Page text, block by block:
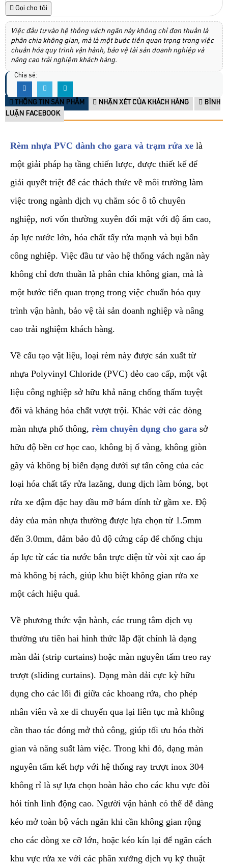
Gọi cho tôi
Việc đầu tư vào hệ thống vách ngăn này không chỉ đơn thuần là
phân chia không gian, mà là một bước tiến quan trọng trong việc
chuẩn hóa quy trình vận hành, bảo vệ tài sản doanh nghiệp và
nâng cao trải nghiệm khách hàng.
Chia sẻ:
THÔNG TIN SẢN PHẨM NHẬN XÉT CỦA KHÁCH HÀNG
BÌNH
LUẬN FACEBOOK
Rèm nhựa PVC dành cho gara và trạm rửa xe là
một giải pháp hạ tầng chiến lược, được thiết kế để
giải quyết triệt để các thách thức về môi trường làm
việc trong ngành dịch vụ chăm sóc ô tô chuyên
nghiệp, nơi vốn thường xuyên đối mặt với độ ẩm cao,
áp lực nước lớn, hóa chất tẩy rửa mạnh và bụi bẩn
công nghiệp. Việc đầu tư vào hệ thống vách ngăn này
không chỉ đơn thuần là phân chia không gian, mà là
một bước tiến quan trọng trong việc chuẩn hóa quy
trình vận hành, bảo vệ tài sản doanh nghiệp và nâng
cao trải nghiệm khách hàng.
​Về cấu tạo vật liệu, loại rèm này được sản xuất từ
nhựa Polyvinyl Chloride (PVC) dẻo cao cấp, một vật
liệu công nghiệp sở hữu khả năng chống thấm tuyệt
đối và kháng hóa chất vượt trội. Khác với các dòng
màn nhựa phổ thông, rèm chuyên dụng cho gara sở
hữu độ bền cơ học cao, không bị ố vàng, không giòn
gãy và không bị biến dạng dưới sự tấn công của các
loại hóa chất tẩy rửa lazăng, dung dịch làm bóng, bọt
rửa xe đậm đặc hay dầu mỡ bám dính từ gầm xe. Độ
dày của màn nhựa thường được lựa chọn từ 1.5mm
đến 3.0mm, đảm bảo đủ độ cứng cáp để chống chịu
áp lực từ các tia nước bắn trực diện từ vòi xịt cao áp
mà không bị rách, giúp khu biệt không gian rửa xe
một cách hiệu quả.
​Về phương thức vận hành, các trung tâm dịch vụ
thường ưu tiên hai hình thức lắp đặt chính là dạng
màn dải (strip curtains) hoặc màn nguyên tấm treo ray
trượt (sliding curtains). Dạng màn dải cực kỳ hữu
dụng cho các lối đi giữa các khoang rửa, cho phép
nhân viên và xe di chuyển qua lại liên tục mà không
cần thao tác đóng mở thủ công, giúp tối ưu hóa thời
gian và năng suất làm việc. Trong khi đó, dạng màn
nguyên tấm kết hợp với hệ thống ray trượt inox 304
không rỉ là sự lựa chọn hoàn hảo cho các khu vực đòi
hỏi tính linh động cao. Người vận hành có thể dễ dàng
kéo mở toàn bộ vách ngăn khi cần không gian rộng
cho các dòng xe cỡ lớn, hoặc kéo kín lại để ngăn cách
khu vực rửa xe với các phân xưởng dịch vụ kỹ thuật